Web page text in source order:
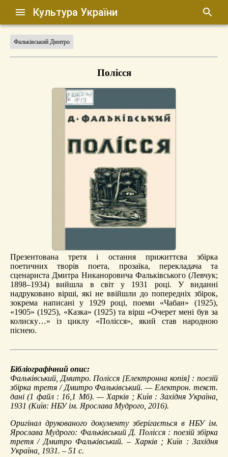
Культура України
Фальківський Дмитро
Полісся
Презентована третя і остання прижиттєва збірка
поетичних творів поета, прозаїка, перекладача та
сценариста Дмитра Никаноровича Фальківського (Левчук;
1898–1934) вийшла в світ у 1931 році. У виданні
надруковано вірші, які не ввійшли до попередніх збірок,
зокрема написані у 1929 році, поеми «Чабан» (1925),
«1905» (1925), «Казка» (1925) та вірш «Очерет мені був за
колиску…» із циклу «Полісся», який став народною
піснею.
Бібліографічний опис:
Фальківський, Дмитро. Полісся [Електронна копія] : поезій
збірка третя / Дмитро Фальківський. — Електрон. текст.
дані (1 файл : 16,1 Мб). — Харків ; Київ : Західня Україна,
1931 (Київ: НБУ ім. Ярослава Мудрого, 2016).
Оригінал друкованого документу зберігається в НБУ ім.
Ярослава Мудрого: Фальківський Д. Полісся : поезій збірка
третя / Дмитро Фальківський. – Харків ; Київ : Західня
Україна, 1931. – 51 с.